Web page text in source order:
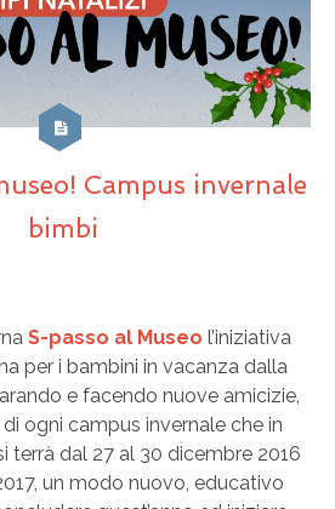
Campus invernale
bimbi
S-passo al Museo l’iniziativa
per i bambini in vacanza dalla
e facendo nuove amicizie,
ogni campus invernale che in
terrà dal 27 al 30 dicembre 2016
un modo nuovo, educativo